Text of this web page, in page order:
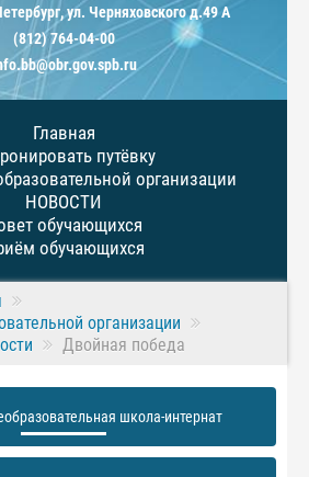
ул. Черняховского д.49 А
(812) 764-04-00
Главная
путёвку
организации
НОВОСТИ
обучающихся
обучающихся
организации
Двойная победа
школа-интернат